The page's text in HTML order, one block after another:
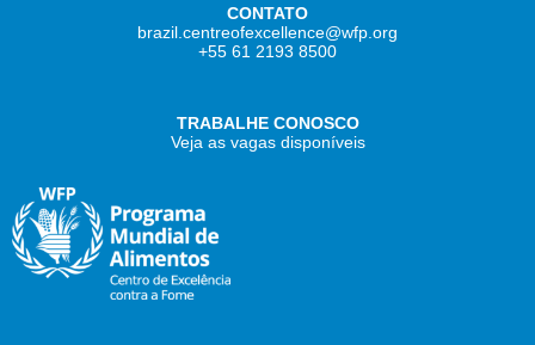
CONTATO
brazil.centreofexcellence@wfp.org
+55 61 2193 8500
TRABALHE CONOSCO
Veja as vagas disponíveis